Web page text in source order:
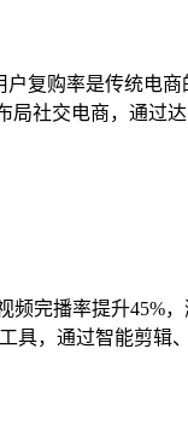
复购率是传统电
社交电商，通过
完播率提升45%
，通过智能剪辑